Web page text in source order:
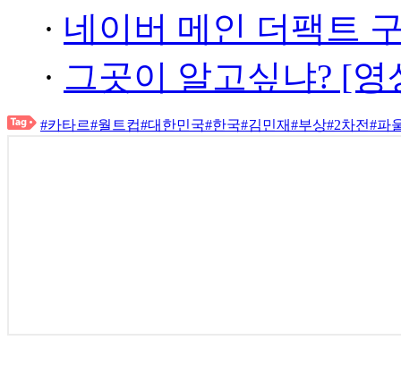
· 네이버 메인 더팩트
· 그곳이 알고싶냐? [
#카타르#월트컵#대한민국#한국#김민재#부상#2차전#파